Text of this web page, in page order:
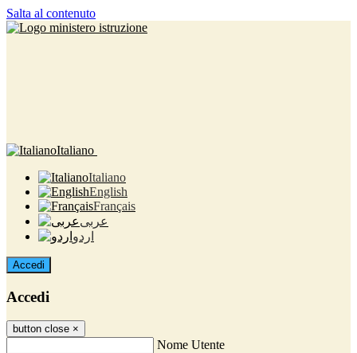
Salta al contenuto
Italiano
Italiano
English
Français
عربى
اردو
Accedi
Accedi
button close ×
Nome Utente